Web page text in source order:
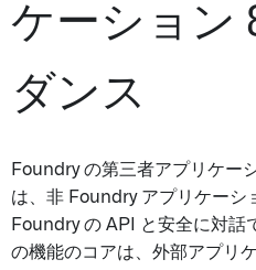
ケーション
ダンス
Foundry の第三者アプリケー
は、非 Foundry アプリケーシ
Foundry の API と安全に対話
の機能のコアは、外部アプリ